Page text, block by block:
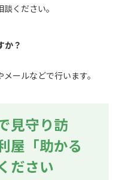
ください。
か？
ールなどで行います。
見守り訪
屋「助かる
ださい